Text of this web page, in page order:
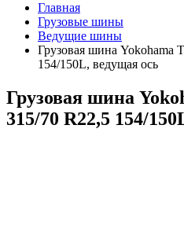
Главная
Грузовые шины
Ведущие шины
Грузовая шина Yokohama
154/150L, ведущая ось
Грузовая шина
315/70 R22,5 154/